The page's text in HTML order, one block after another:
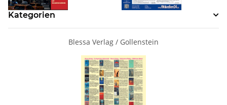
Kategorien
Blessa Verlag / Gollenstein